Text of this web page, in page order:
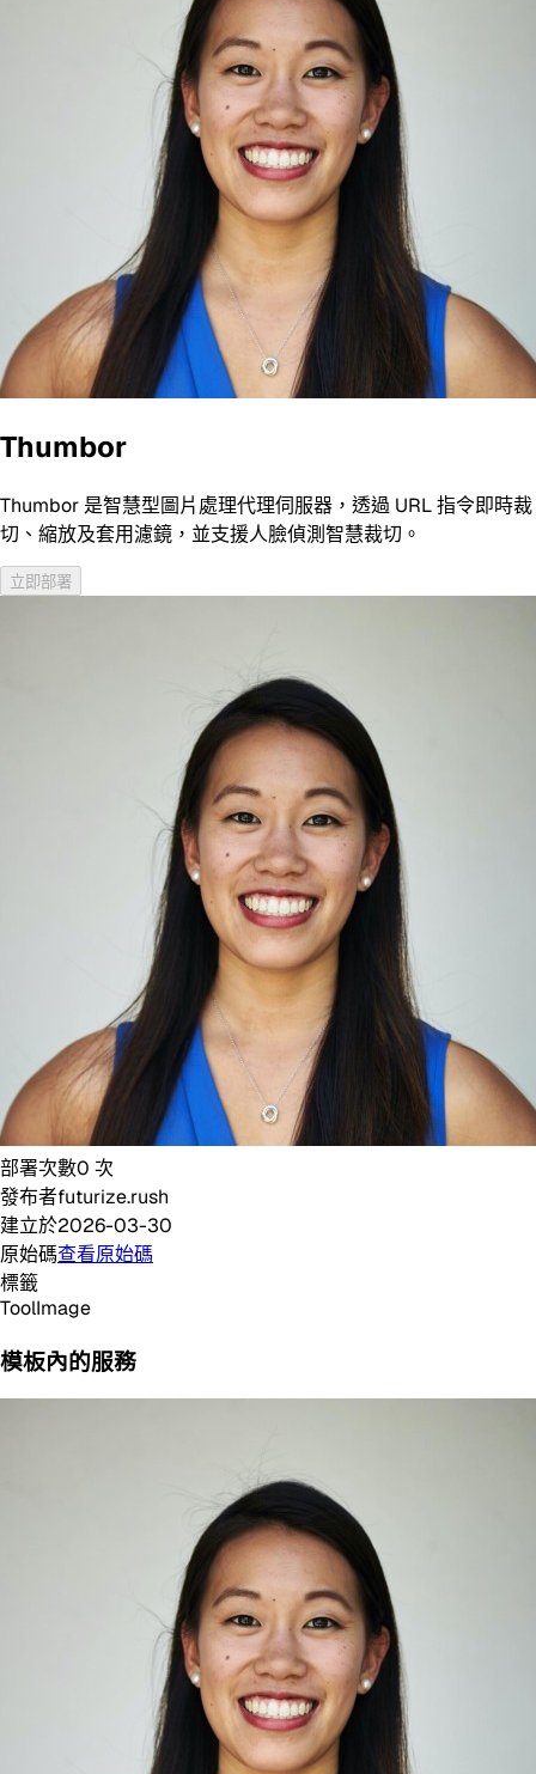
Thumbor
Thumbor 是智慧型圖片處理代理伺服器，透過 URL 指令即時裁
切、縮放及套用濾鏡，並支援人臉偵測智慧裁切。
立即部署
部署次數0 次
發布者futurize.rush
建立於2026-03-30
原始碼查看原始碼
標籤
ToolImage
模板內的服務